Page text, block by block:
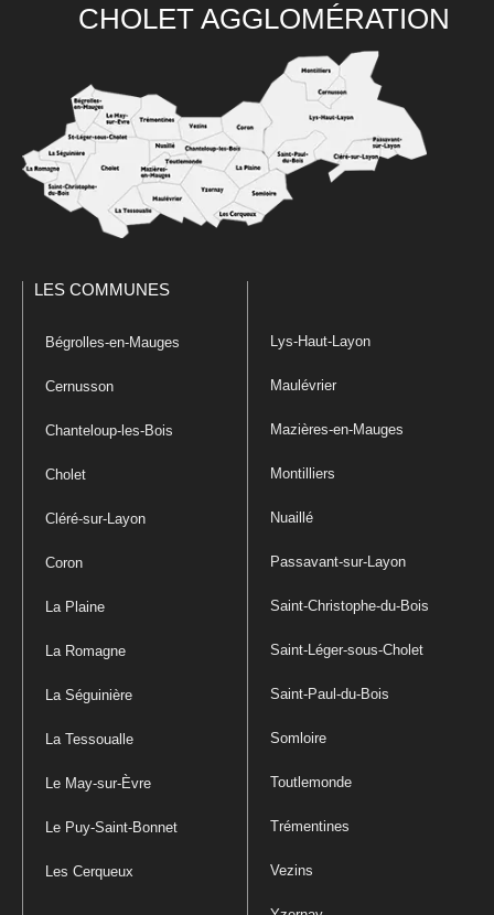
CHOLET AGGLOMÉRATION
LES COMMUNES
Bégrolles-en-Mauges
Cernusson
Chanteloup-les-Bois
Cholet
Cléré-sur-Layon
Coron
La Plaine
La Romagne
La Séguinière
La Tessoualle
Le May-sur-Èvre
Le Puy-Saint-Bonnet
Les Cerqueux
Lys-Haut-Layon
Maulévrier
Mazières-en-Mauges
Montilliers
Nuaillé
Passavant-sur-Layon
Saint-Christophe-du-Bois
Saint-Léger-sous-Cholet
Saint-Paul-du-Bois
Somloire
Toutlemonde
Trémentines
Vezins